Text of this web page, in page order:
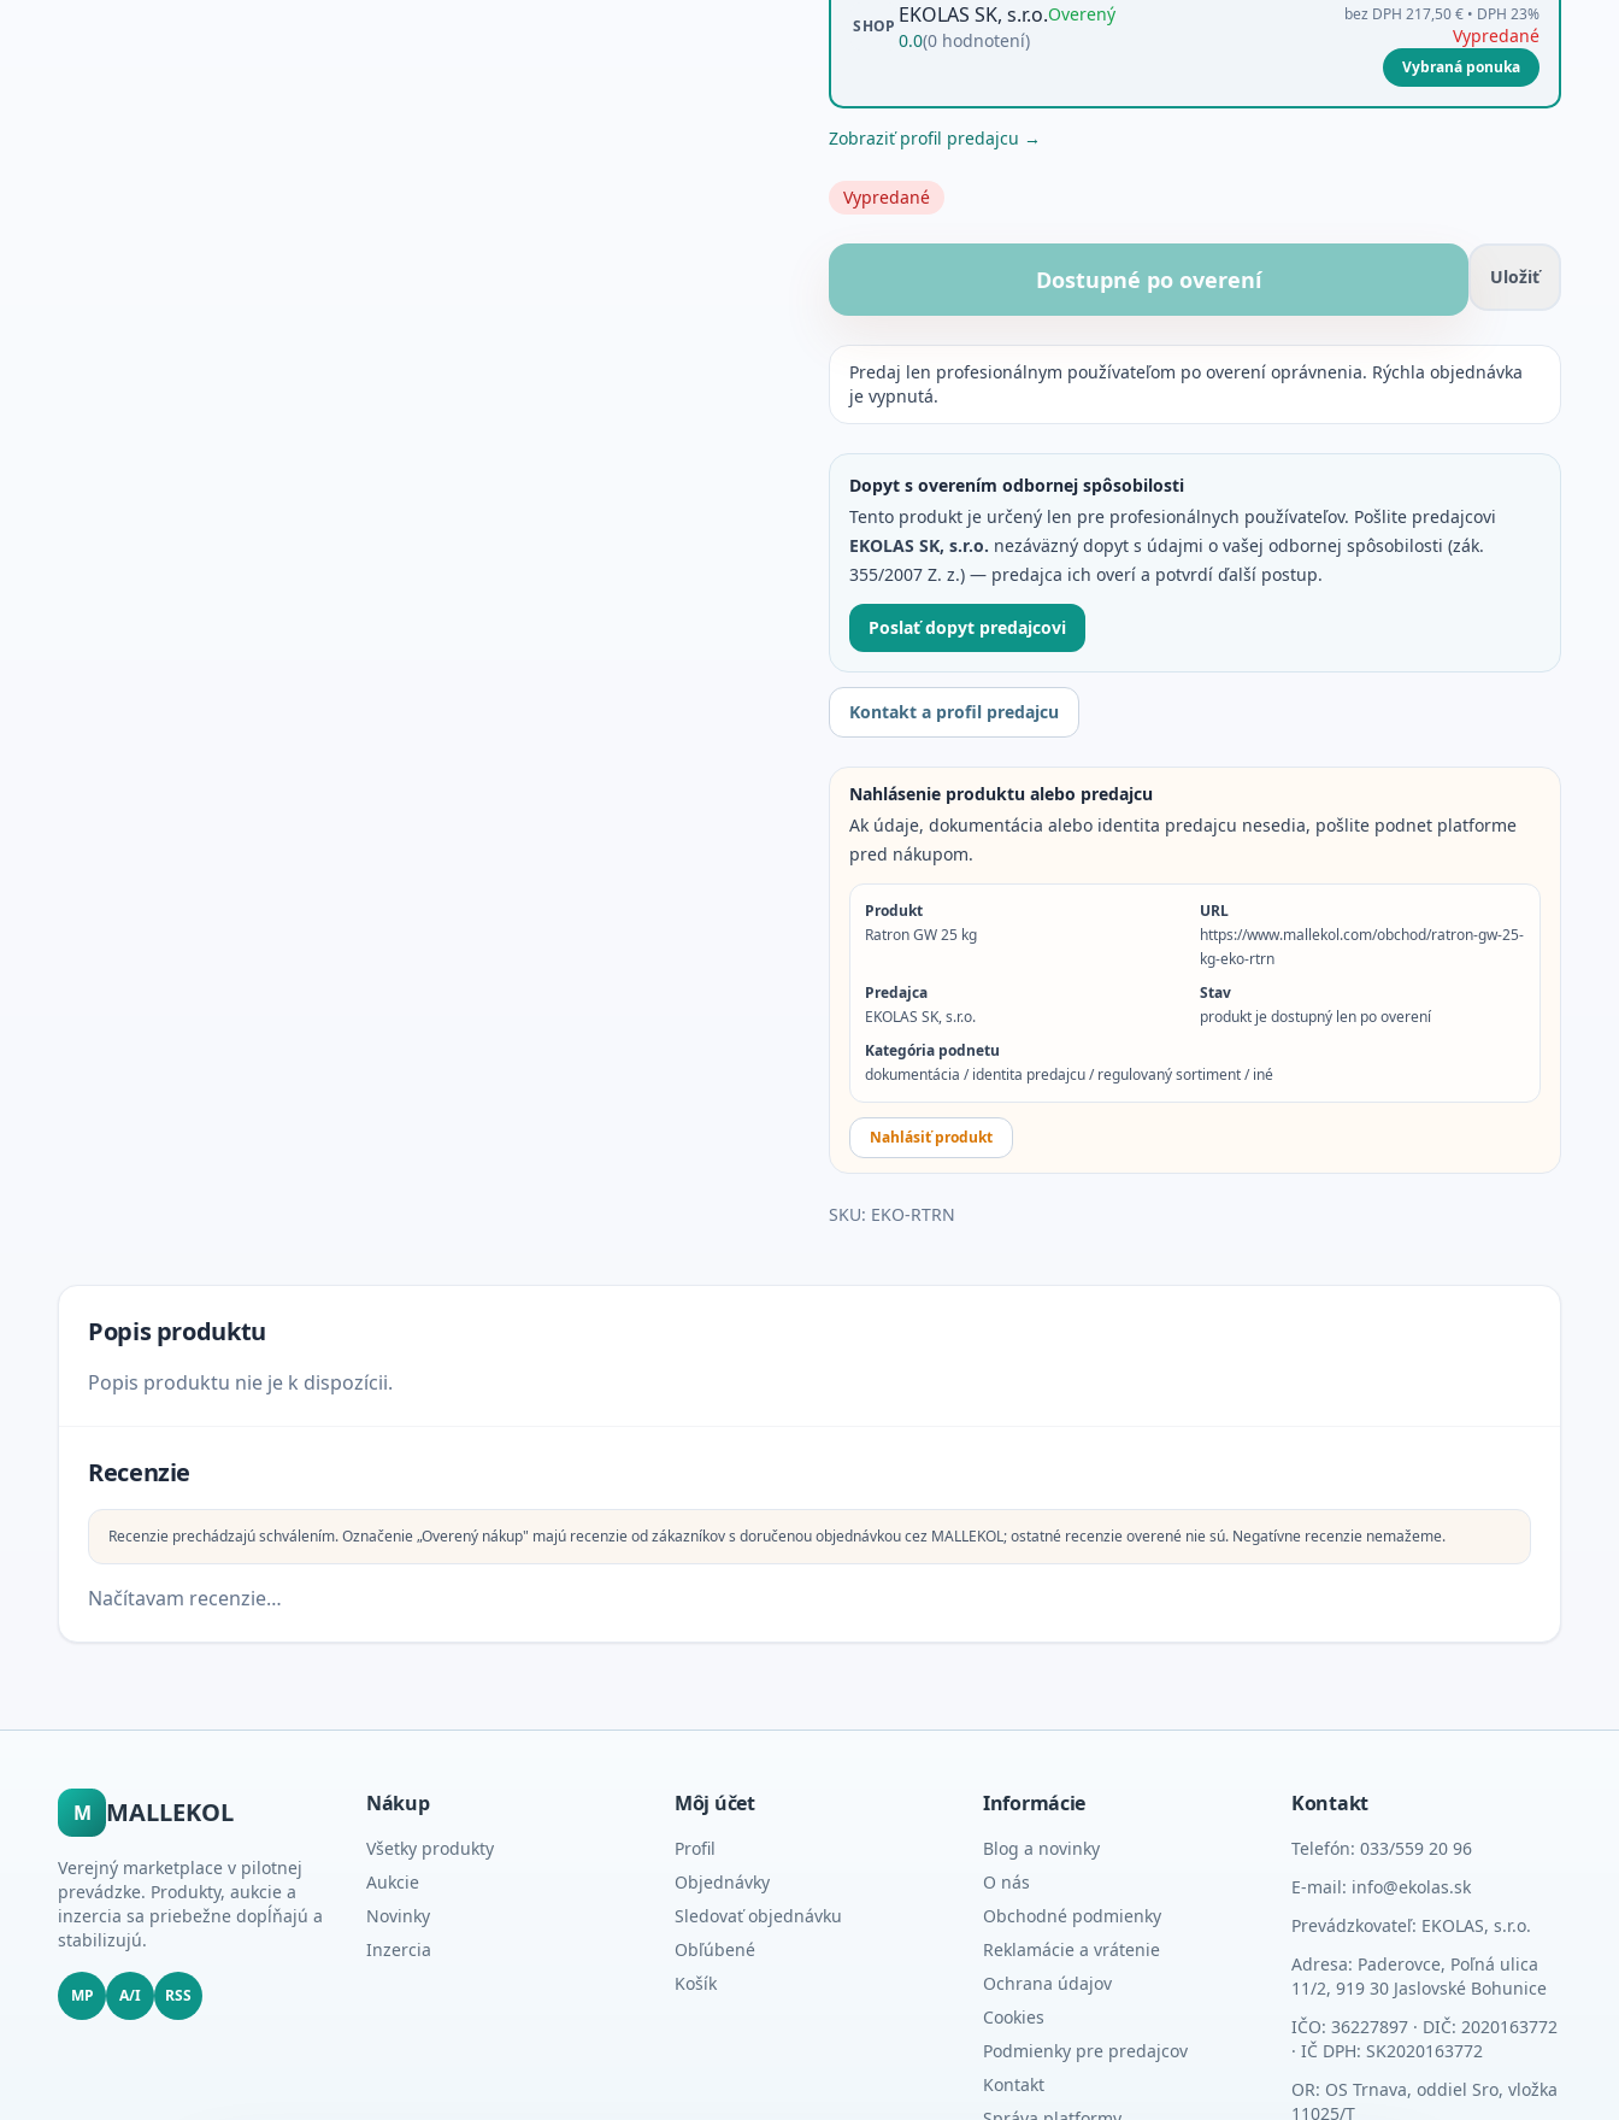
SHOP EKOLAS SK, s.r.o.Overený
0.0(0 hodnotení)
bez DPH 217,50 € • DPH 23%
Vypredané
Vybraná ponuka
Zobraziť profil predajcu →
Vypredané
Dostupné po overení Uložiť
Predaj len profesionálnym používateľom po overení oprávnenia. Rýchla objednávka
je vypnutá.
Dopyt s overením odbornej spôsobilosti
Tento produkt je určený len pre profesionálnych používateľov. Pošlite predajcovi
EKOLAS SK, s.r.o. nezáväzný dopyt s údajmi o vašej odbornej spôsobilosti (zák.
355/2007 Z. z.) — predajca ich overí a potvrdí ďalší postup.
Poslať dopyt predajcovi
Kontakt a profil predajcu
Nahlásenie produktu alebo predajcu
Ak údaje, dokumentácia alebo identita predajcu nesedia, pošlite podnet platforme
pred nákupom.
Produkt
Ratron GW 25 kg
URL
https://www.mallekol.com/obchod/ratron-gw-25-
kg-eko-rtrn
Predajca
EKOLAS SK, s.r.o.
Stav
produkt je dostupný len po overení
Kategória podnetu
dokumentácia / identita predajcu / regulovaný sortiment / iné
Nahlásiť produkt
SKU: EKO-RTRN
Popis produktu
Popis produktu nie je k dispozícii.
Recenzie
Recenzie prechádzajú schválením. Označenie „Overený nákup" majú recenzie od zákazníkov s doručenou objednávkou cez MALLEKOL; ostatné recenzie overené nie sú. Negatívne recenzie nemažeme.
Načítavam recenzie…
M MALLEKOL
Verejný marketplace v pilotnej
prevádzke. Produkty, aukcie a
inzercia sa priebežne dopĺňajú a
stabilizujú.
MP A/I RSS
Nákup
Všetky produkty
Aukcie
Novinky
Inzercia
Môj účet
Profil
Objednávky
Sledovať objednávku
Obľúbené
Košík
Informácie
Blog a novinky
O nás
Obchodné podmienky
Reklamácie a vrátenie
Ochrana údajov
Cookies
Podmienky pre predajcov
Kontakt
Kontakt
Telefón: 033/559 20 96
E-mail: info@ekolas.sk
Prevádzkovateľ: EKOLAS, s.r.o.
Adresa: Paderovce, Poľná ulica
11/2, 919 30 Jaslovské Bohunice
IČO: 36227897 · DIČ: 2020163772
· IČ DPH: SK2020163772
OR: OS Trnava, oddiel Sro, vložka
11025/T